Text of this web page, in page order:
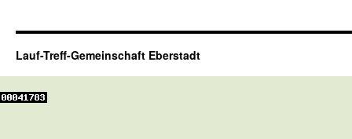
Lauf-Treff-Gemeinschaft Eberstadt